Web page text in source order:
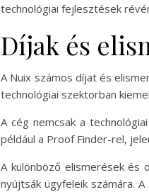
technológiai fejlesztések
Díjak és
A Nuix számos díjat és
technológiai szektorban
A cég nemcsak a
például a Proof Finder-rel,
A különböző elismerések és
nyújtsák ügyfeleik számára.